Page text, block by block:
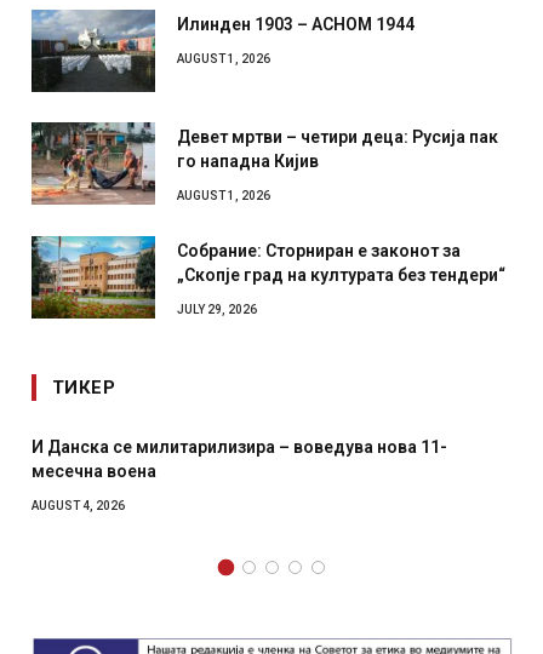
Илинден 1903 – АСНОМ 1944
AUGUST 1, 2026
Девет мртви – четири деца: Русија пак
го нападна Кијив
AUGUST 1, 2026
Собрание: Сторниран е законот за
„Скопје град на културата без тендери“
JULY 29, 2026
ТИКЕР
И Данска се милитарилизира – воведува нова 11-
месечна воена
AUGUST 4, 2026